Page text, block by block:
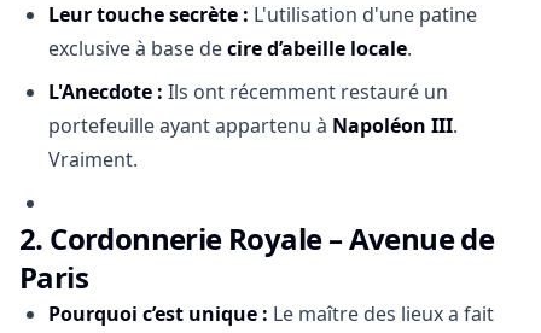
Leur touche secrète : L'utilisation d'une patine
exclusive à base decire d’abeille locale.
L'Anecdote : Ils ont récemment restauré un
portefeuille ayant appartenu à Napoléon III.
Vraiment.
2. Cordonnerie Royale – Avenue de
Paris
Pourquoi c’est unique : Le maître des lieux a fait